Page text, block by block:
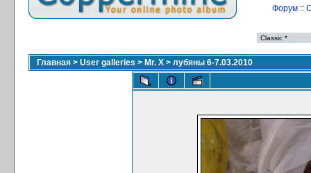
Форум::
Главная > User galleries > Mr. X > лубяны 6-7.03.2010